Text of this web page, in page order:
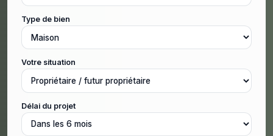
Type de bien
Votre situation
Délai du projet